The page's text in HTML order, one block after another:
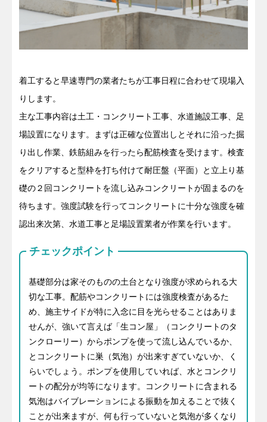
着工すると早速専門の業者たちが工事日程に合わせて現場入
りします。
主な工事内容は土工・コンクリート工事、水道施設工事、足
場設置になります。まずは正確な位置出しとそれに沿った掘
り出し作業、鉄筋組みを行ったら配筋検査を受けます。検査
をクリアすると型枠を打ち付けて耐圧盤（平面）と立上り基
礎の２回コンクリートを流し込みコンクリートが固まるのを
待ちます。強度試験を行ってコンクリートに十分な強度を確
認出来次第、水道工事と足場設置業者が作業を行います。
チェックポイント
基礎部分は家そのものの土台となり強度が求められる大
切な工事。配筋やコンクリートには強度検査があるた
め、施主サイドが特に入念に目を光らせることはありま
せんが、強いて言えば「生コン屋」（コンクリートのタ
ンクローリー）からポンプを使って流し込んでいるか、
とコンクリートに巣（気泡）が出来すぎていないか、く
らいでしょう。ポンプを使用していれば、水とコンクリ
ートの配分が均等になります。コンクリートに含まれる
気泡はバイブレーションによる振動を加えることで抜く
ことが出来ますが、何も行っていないと気泡が多くなり